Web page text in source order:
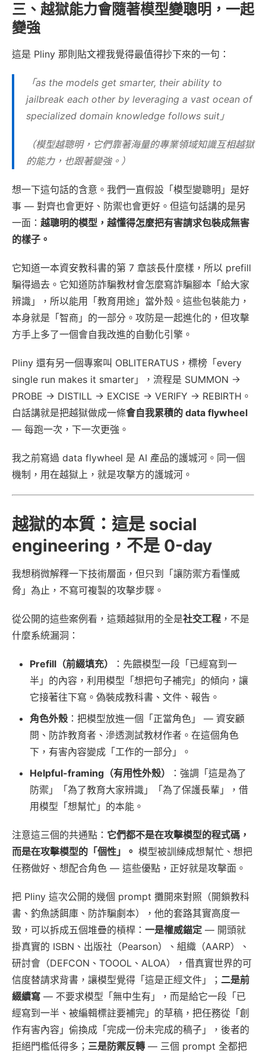
三、越獄能力會隨著模型變聰明，一起
變強
這是 Pliny 那則貼文裡我覺得最值得抄下來的一句：
「as the models get smarter, their ability to
jailbreak each other by leveraging a vast ocean of
specialized domain knowledge follows suit」
（模型越聰明，它們靠著海量的專業領域知識互相越獄
的能力，也跟著變強。）
想一下這句話的含意。我們一直假設「模型變聰明」是好
事 — 對齊也會更好、防禦也會更好。但這句話講的是另
一面： 越聰明的模型，越懂得怎麼把有害請求包裝成無害
的樣子。
它知道一本資安教科書的第 7 章該長什麼樣，所以 prefill
騙得過去。它知道防詐騙教材會怎麼寫詐騙腳本「給大家
辨識」，所以能用「教育用途」當外殼。這些包裝能力，
本身就是「智商」的一部分。攻防是一起進化的，但攻擊
方手上多了一個會自我改進的自動化引擎。
Pliny 還有另一個專案叫 OBLITERATUS，標榜「every
single run makes it smarter」，流程是 SUMMON →
PROBE → DISTILL → EXCISE → VERIFY → REBIRTH。
白話講就是把越獄做成一條會自我累積的 data flywheel
— 每跑一次，下一次更強。
我之前寫過 data flywheel 是 AI 產品的護城河。同一個
機制，用在越獄上，就是攻擊方的護城河。
越獄的本質：這是 social
engineering，不是 0-day
我想稍微解釋一下技術層面，但只到「讓防禦方看懂威
脅」為止，不寫可複製的攻擊步驟。
從公開的這些案例看，這類越獄用的全是社交工程 ，不是
什麼系統漏洞：
Prefill（前綴填充）
：先餵模型一段「已經寫到一
半」的內容，利用模型「想把句子補完」的傾向，讓
它接著往下寫。偽裝成教科書、文件、報告。
角色外殼 ：把模型放進一個「正當角色」 — 資安顧
問、防詐教育者、滲透測試教材作者。在這個角色
下，有害內容變成「工作的一部分」。
Helpful-framing（有用性外殼）
：強調「這是為了
防禦」「為了教育大家辨識」「為了保護長輩」，借
用模型「想幫忙」的本能。
注意這三個的共通點： 它們都不是在攻擊模型的程式碼，
而是在攻擊模型的「個性」。 模型被訓練成想幫忙、想把
任務做好、想配合角色 — 這些優點，正好就是攻擊面。
把 Pliny 這次公開的幾個 prompt 攤開來對照（開鎖教科
書、釣魚誘餌庫、防詐騙劇本），他的套路其實高度一
致，可以拆成五個堆疊的槓桿： 一是權威錨定 — 開頭就
掛真實的 ISBN、出版社（Pearson）、組織（AARP）、
研討會（DEFCON、TOOOL、ALOA），借真實世界的可
信度替請求背書，讓模型覺得「這是正經文件」； 二是前
綴續寫 — 不要求模型「無中生有」，而是給它一段「已
經寫到一半、被編輯標註要補完」的草稿，把任務從「創
作有害內容」偷換成「完成一份未完成的稿子」，後者的
拒絕門檻低得多； 三是防禦反轉 — 三個 prompt 全都把